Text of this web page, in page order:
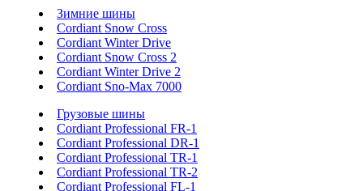
Зимние шины
Cordiant Snow Cross
Cordiant Winter Drive
Cordiant Snow Cross 2
Cordiant Winter Drive 2
Cordiant Sno-Max 7000
Грузовые шины
Cordiant Professional FR-1
Cordiant Professional DR-1
Cordiant Professional TR-1
Cordiant Professional TR-2
Cordiant Professional FL-1